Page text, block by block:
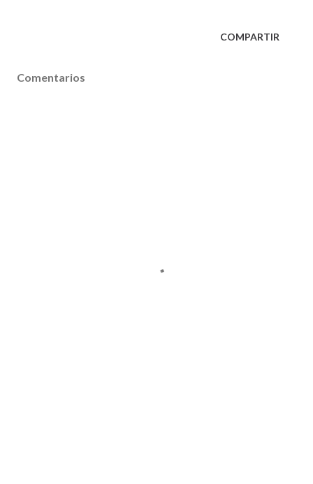
COMPARTIR
Comentarios